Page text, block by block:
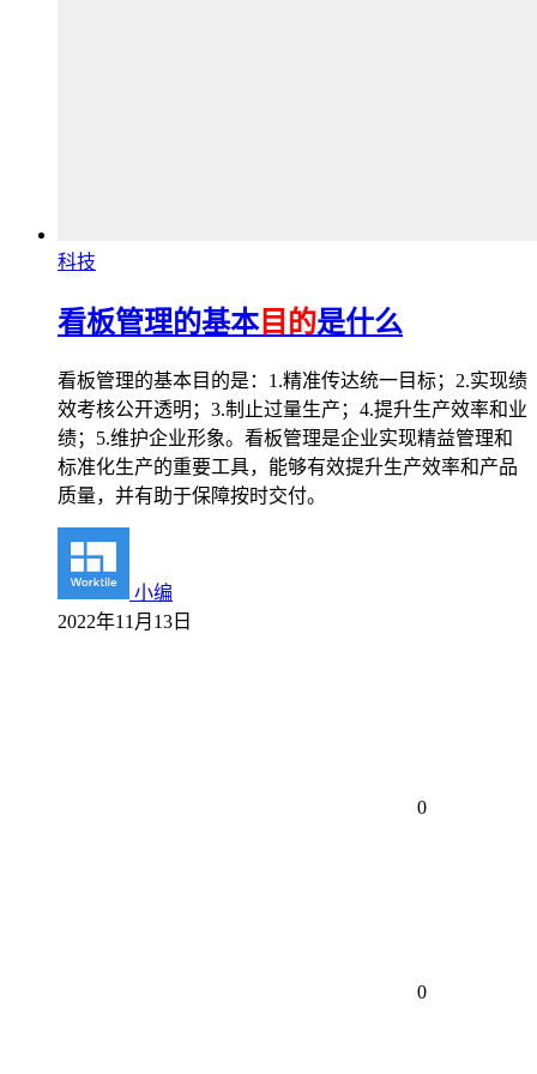
科技
看板管理的基本目的是什么
看板管理的基本目的是：1.精准传达统一目标；2.实现绩
效考核公开透明；3.制止过量生产；4.提升生产效率和业
绩；5.维护企业形象。看板管理是企业实现精益管理和
标准化生产的重要工具，能够有效提升生产效率和产品
质量，并有助于保障按时交付。
小编
2022年11月13日
0
0